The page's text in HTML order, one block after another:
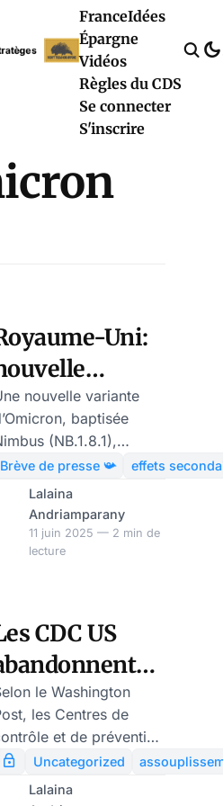
FranceIdées
Épargne
Vidéos
Règles du CDS
Se connecter
S'inscrire
Uni:
la peur
autour d’une
nouvelle
souche
d’Omicron
nouvelle variante
baptisée
(NB.1.8.1),
suscite l’inquiétude des
autorités sanitaires. Avec
déjà 13 cas confirmés au
Royaume‑Uni et une
progression mondiale,
de gorge
tranchant »,
à une « lame
rasoir » lors de la
pourrait en
le signal révélateur.
Selon l’OMS, cette
environ 10,7 % des
Brève de presse 📯
effets
Lalaina
Andriamparany
11 juin 2025 — 2 min de
lecture
CDC US
5 jours
COVID
obligatoire
le Washington
les Centres de
et de prévention
des maladies (CDC)
américains prévoient
Uncategorized
Lalaina